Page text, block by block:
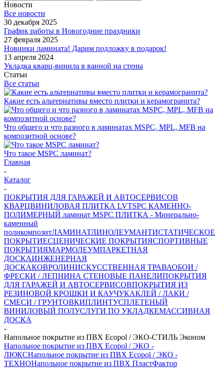
Новости
Все новости
30 декабря 2025
График работы в Новогодние праздники
27 февраля 2025
Новинки ламината! Дарим подложку в подарок!
13 апреля 2024
Укладка кварц-винила в ванной на стены
Статьи
Все статьи
Какие есть альтернативы вместо плитки и керамогранита?
Что общего и что разного в ламинатах MSPC, MPL, MFB на
композитной основе?
Что такое MSPC ламинат?
Главная
-
Каталог
-
ПОКРЫТИЯ ДЛЯ ГАРАЖЕЙ И АВТОСЕРВИСОВ
КВАРЦВИНИЛОВАЯ ПЛИТКА LVTSPC КАМЕННО-
ПОЛИМЕРНЫЙ ламинат MSPC ПЛИТКА - Минерально-
каменный
поликомпозитЛАМИНАТЛИНОЛЕУМАНТИСТАТИЧЕСКОЕ
ПОКРЫТИЕСЦЕНИЧЕСКИЕ ПОКРЫТИЯСПОРТИВНЫЕ
ПОКРЫТИЯМАРМОЛЕУМПАРКЕТНАЯ
ДОСКАИНЖЕНЕРНАЯ
ДОСКАКОВРОЛИНИСКУССТВЕННАЯ ТРАВАОБОИ /
ФРЕСКИ / ЛЕПНИНА СТЕНОВЫЕ ПАНЕЛИПОКРЫТИЯ
ДЛЯ ГАРАЖЕЙ И АВТОСЕРВИСОВПОКРЫТИЯ ИЗ
РЕЗИНОВОЙ КРОШКИ И КАУЧУКАКЛЕЙ / ЛАКИ /
СМЕСИ / ГРУНТОВКИПЛИНТУСПЛЕТЕНЫЙ
ВИНИЛОВЫЙ ПОЛУСЛУГИ ПО УКЛАДКЕМАССИВНАЯ
ДОСКА
-
Напольное покрытие из ПВХ Ecopol / ЭКО-СТИЛЬ Эконом
Напольное покрытие из ПВХ Ecopol / ЭКО -
ЛЮКСНапольное покрытие из ПВХ Ecopol / ЭКО -
ТЕХНОНапольное покрытие из ПВХ ПластФактор